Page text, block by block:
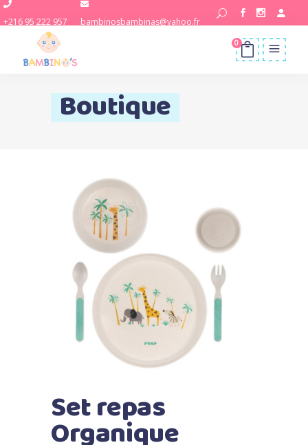
+216 95 222 957 bambinosbambinas@yahoo.fr
0
Boutique
Set repas
Organique